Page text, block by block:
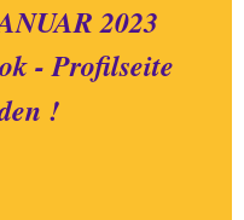
2023
- Profilseite
!